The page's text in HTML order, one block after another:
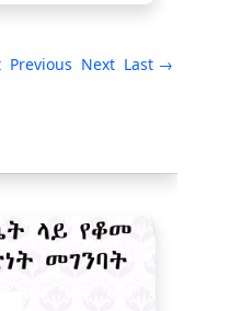
Previous Next Last →